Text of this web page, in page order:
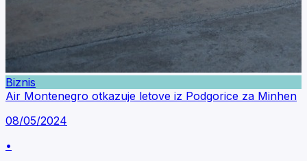
Biznis
Air Montenegro otkazuje letove iz Podgorice za Minhen
08/05/2024
•